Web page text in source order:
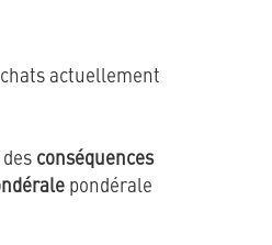
actuellement
conséquences
pondérale